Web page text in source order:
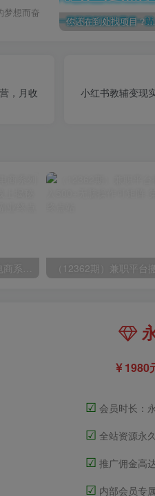
梦想而奋
你还在到处找项目？还在当韭菜？我靠卖项目一个月收入5万+，曾经我也是个失败者。
，月收
小红书教辅变现
玺承·电商企业玩转抖音电商系列课，6大维度，6位老师，线上揭秘抖音商家入局SOP
1980
☑ 会员时长：
☑ 全站资源永
☑ 推广佣金高
☑ 内部会员专